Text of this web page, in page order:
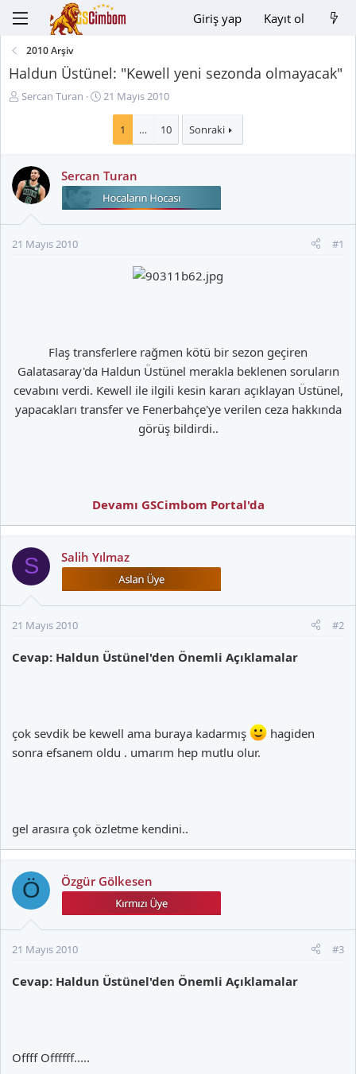
Giriş yap Kayıt ol
2010 Arşiv
Haldun Üstünel: "Kewell yeni sezonda olmayacak"
K
B
a
l
Sercan Turan
B
n
g
ı
ç
21 Mayıs 2010
1 … 10 Sonraki
Sercan Turan
21 Mayıs 2010 #1
Flaş transferlere rağmen kötü bir sezon geçiren
Galatasaray'da Haldun Üstünel merakla beklenen soruların
cevabını verdi. Kewell ile ilgili kesin kararı açıklayan Üstünel,
yapacakları transfer ve Fenerbahçe'ye verilen ceza hakkında
görüş bildirdi..
Devamı GSCimbom Portal'da
S Salih Yılmaz
21 Mayıs 2010 #2
Cevap: Haldun Üstünel'den Önemli Açıklamalar
çok sevdik be kewell ama buraya kadarmış
hagiden
sonra efsanem oldu . umarım hep mutlu olur.
gel arasıra çok özletme kendini..
Ö Özgür Gölkesen
21 Mayıs 2010 #3
Cevap: Haldun Üstünel'den Önemli Açıklamalar
Offff Offffff.....